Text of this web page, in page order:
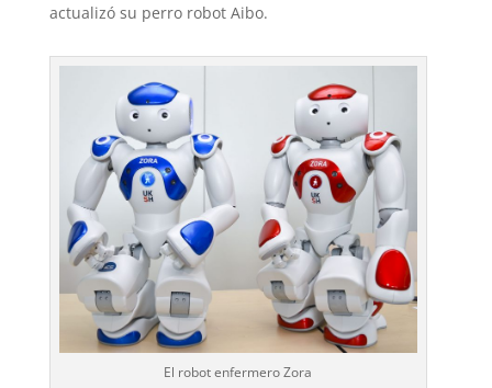
actualizó su perro robot Aibo.
El robot enfermero Zora